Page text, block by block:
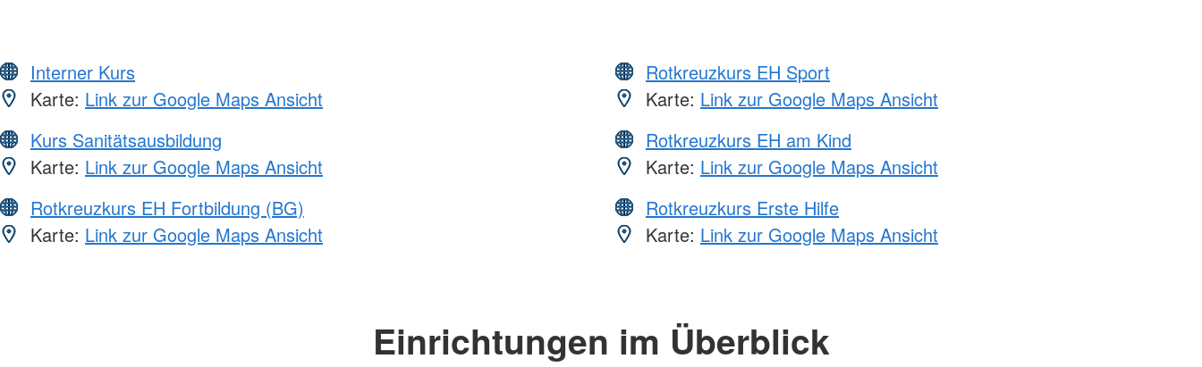
Interner Kurs
Karte: Link zur Google Maps Ansicht
Kurs Sanitätsausbildung
Karte: Link zur Google Maps Ansicht
Rotkreuzkurs EH Fortbildung (BG)
Karte: Link zur Google Maps Ansicht
Rotkreuzkurs EH Sport
Karte: Link zur Google Maps Ansicht
Rotkreuzkurs EH am Kind
Karte: Link zur Google Maps Ansicht
Rotkreuzkurs Erste Hilfe
Karte: Link zur Google Maps Ansicht
Einrichtungen im Überblick